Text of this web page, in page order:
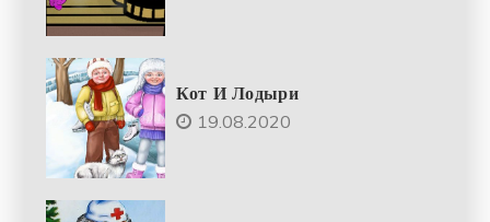
Кот И Лодыри
19.08.2020